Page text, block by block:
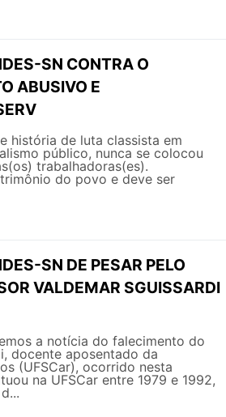
SN CONTRA O
ABUSIVO E
história de luta classista em
público, nunca se colocou
trabalhadoras(es).
do povo e deve ser
SN DE PESAR PELO
VALDEMAR SGUISSARDI
a notícia do falecimento do
docente aposentado da
(UFSCar), ocorrido nesta
na UFSCar entre 1979 e 1992,